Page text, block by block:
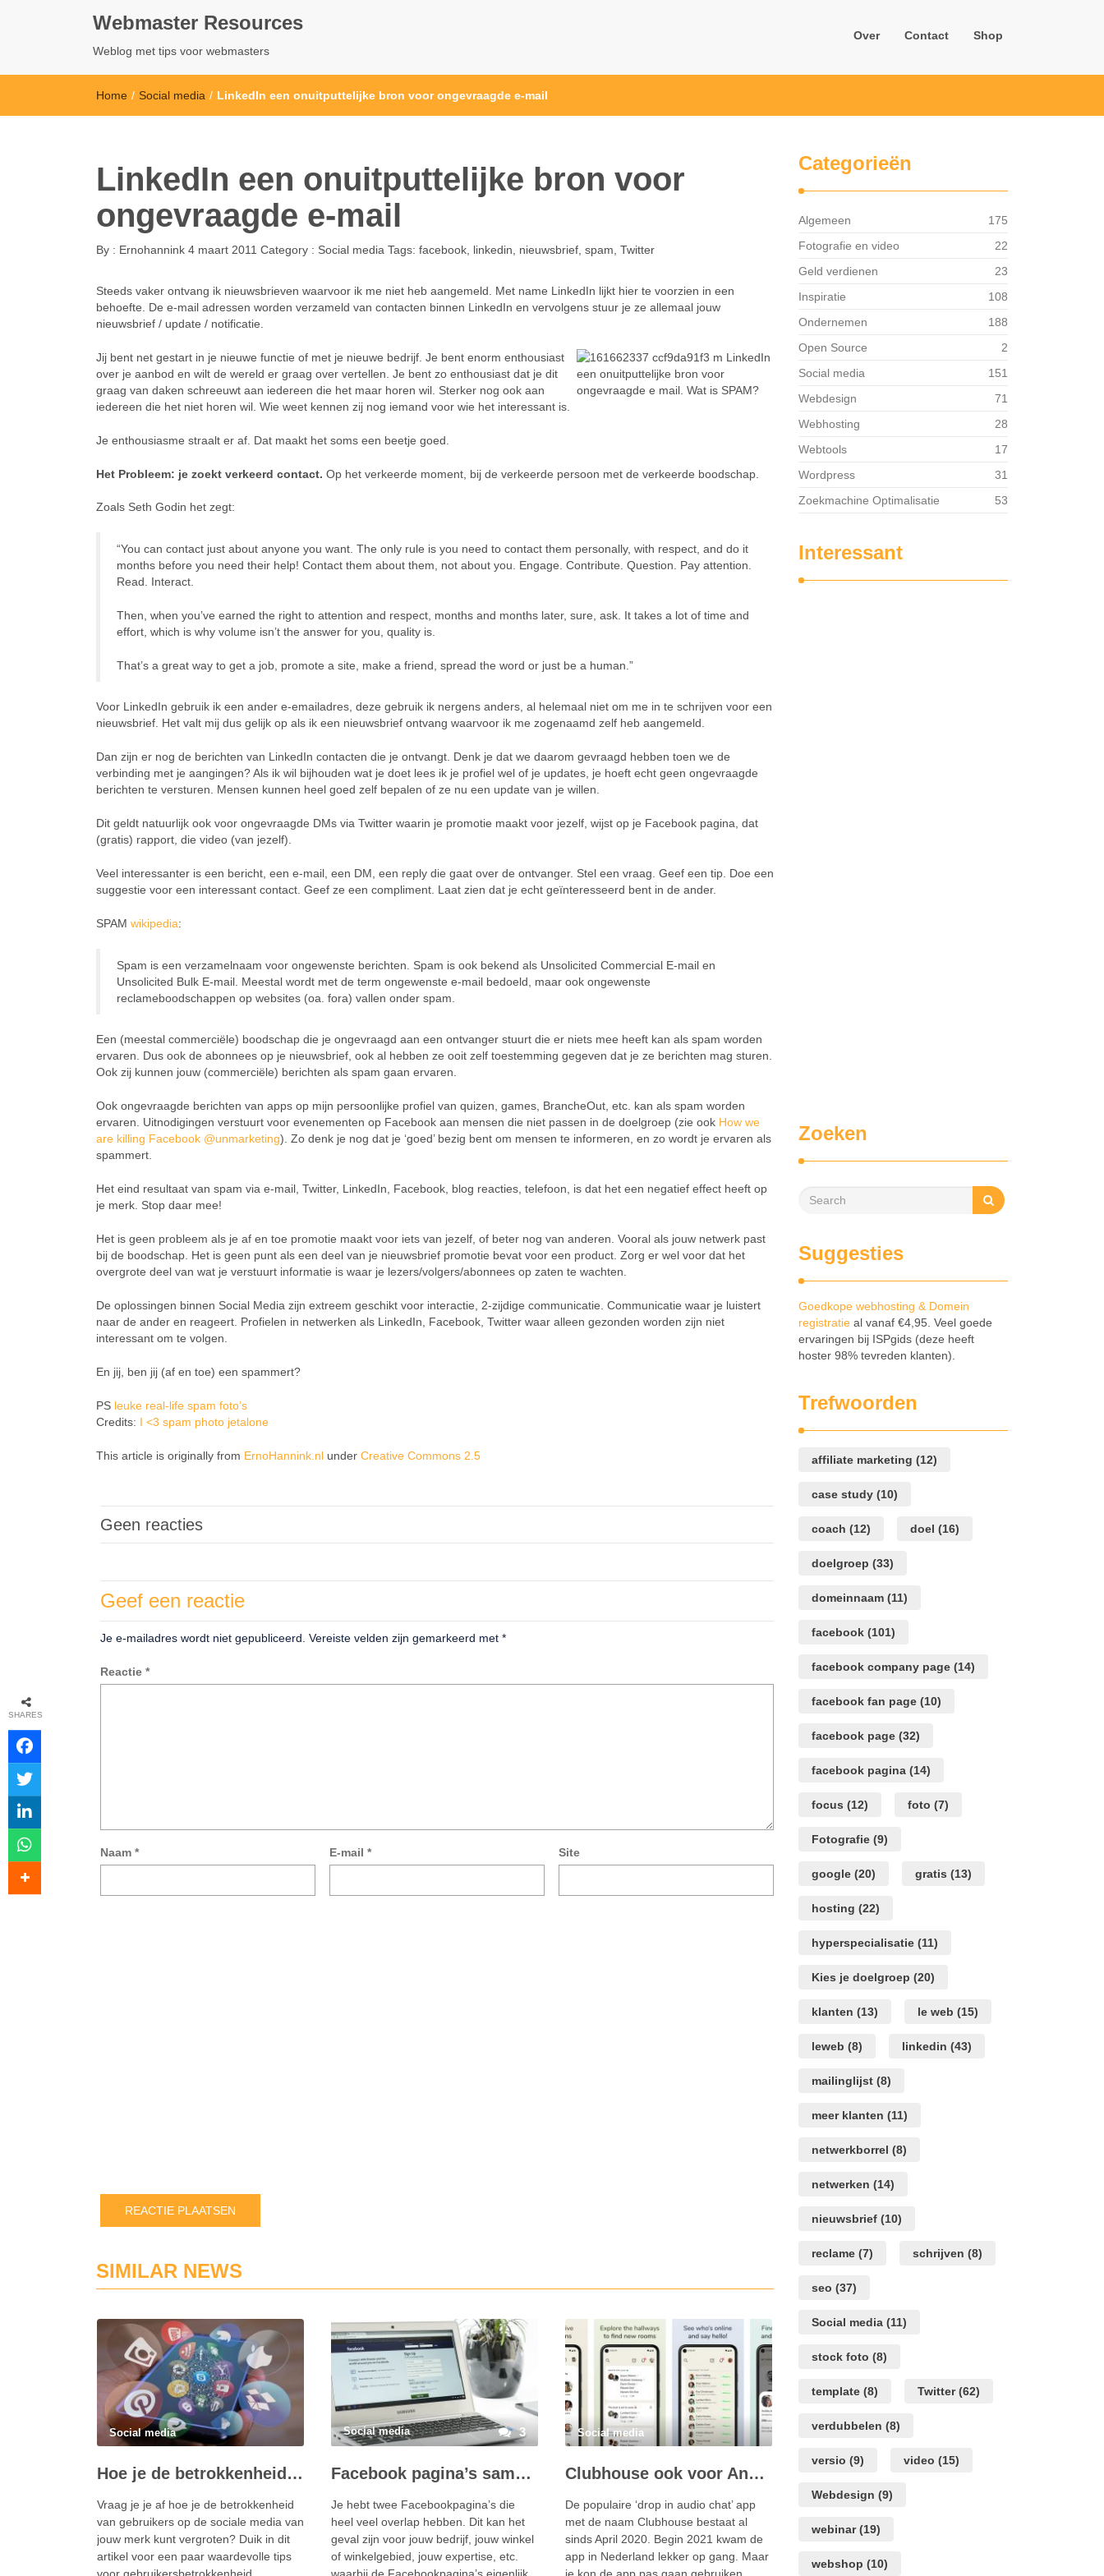
Webmaster Resources
Weblog met tips voor webmasters
Over Contact Shop
Home / Social media / LinkedIn een onuitputtelijke bron voor ongevraagde e-mail
LinkedIn een onuitputtelijke bron voor
ongevraagde e-mail
By : Ernohannink 4 maart 2011 Category : Social media Tags: facebook linkedin nieuwsbrief spam Twitter
Steeds vaker ontvang ik nieuwsbrieven waarvoor ik me niet heb aangemeld. Met name LinkedIn lijkt hier te voorzien in een
behoefte. De e-mail adressen worden verzameld van contacten binnen LinkedIn en vervolgens stuur je ze allemaal jouw
nieuwsbrief / update / notificatie.
Jij bent net gestart in je nieuwe functie of met je nieuwe bedrijf. Je bent enorm enthousiast
over je aanbod en wilt de wereld er graag over vertellen. Je bent zo enthousiast dat je dit
graag van daken schreeuwt aan iedereen die het maar horen wil. Sterker nog ook aan
iedereen die het niet horen wil. Wie weet kennen zij nog iemand voor wie het interessant is.
Je enthousiasme straalt er af. Dat maakt het soms een beetje goed.
Het Probleem: je zoekt verkeerd contact. Op het verkeerde moment, bij de verkeerde persoon met de verkeerde boodschap.
Zoals Seth Godin het zegt:
“You can contact just about anyone you want. The only rule is you need to contact them personally, with respect, and do it
months before you need their help! Contact them about them, not about you. Engage. Contribute. Question. Pay attention.
Read. Interact.
Then, when you’ve earned the right to attention and respect, months and months later, sure, ask. It takes a lot of time and
effort, which is why volume isn’t the answer for you, quality is.
That’s a great way to get a job, promote a site, make a friend, spread the word or just be a human.”
Voor LinkedIn gebruik ik een ander e-emailadres, deze gebruik ik nergens anders, al helemaal niet om me in te schrijven voor een
nieuwsbrief. Het valt mij dus gelijk op als ik een nieuwsbrief ontvang waarvoor ik me zogenaamd zelf heb aangemeld.
Dan zijn er nog de berichten van LinkedIn contacten die je ontvangt. Denk je dat we daarom gevraagd hebben toen we de
verbinding met je aangingen? Als ik wil bijhouden wat je doet lees ik je profiel wel of je updates, je hoeft echt geen ongevraagde
berichten te versturen. Mensen kunnen heel goed zelf bepalen of ze nu een update van je willen.
Dit geldt natuurlijk ook voor ongevraagde DMs via Twitter waarin je promotie maakt voor jezelf, wijst op je Facebook pagina, dat
(gratis) rapport, die video (van jezelf).
Veel interessanter is een bericht, een e-mail, een DM, een reply die gaat over de ontvanger. Stel een vraag. Geef een tip. Doe een
suggestie voor een interessant contact. Geef ze een compliment. Laat zien dat je echt geïnteresseerd bent in de ander.
SPAM wikipedia:
Spam is een verzamelnaam voor ongewenste berichten. Spam is ook bekend als Unsolicited Commercial E-mail en
Unsolicited Bulk E-mail. Meestal wordt met de term ongewenste e-mail bedoeld, maar ook ongewenste
reclameboodschappen op websites (oa. fora) vallen onder spam.
Een (meestal commerciële) boodschap die je ongevraagd aan een ontvanger stuurt die er niets mee heeft kan als spam worden
ervaren. Dus ook de abonnees op je nieuwsbrief, ook al hebben ze ooit zelf toestemming gegeven dat je ze berichten mag sturen.
Ook zij kunnen jouw (commerciële) berichten als spam gaan ervaren.
Ook ongevraagde berichten van apps op mijn persoonlijke profiel van quizen, games, BrancheOut, etc. kan als spam worden
ervaren. Uitnodigingen verstuurt voor evenementen op Facebook aan mensen die niet passen in de doelgroep (zie ook How we
are killing Facebook @unmarketing). Zo denk je nog dat je ‘goed’ bezig bent om mensen te informeren, en zo wordt je ervaren als
spammert.
Het eind resultaat van spam via e-mail, Twitter, LinkedIn, Facebook, blog reacties, telefoon, is dat het een negatief effect heeft op
je merk. Stop daar mee!
Het is geen probleem als je af en toe promotie maakt voor iets van jezelf, of beter nog van anderen. Vooral als jouw netwerk past
bij de boodschap. Het is geen punt als een deel van je nieuwsbrief promotie bevat voor een product. Zorg er wel voor dat het
overgrote deel van wat je verstuurt informatie is waar je lezers/volgers/abonnees op zaten te wachten.
De oplossingen binnen Social Media zijn extreem geschikt voor interactie, 2-zijdige communicatie. Communicatie waar je luistert
naar de ander en reageert. Profielen in netwerken als LinkedIn, Facebook, Twitter waar alleen gezonden worden zijn niet
interessant om te volgen.
En jij, ben jij (af en toe) een spammert?
PS leuke real-life spam foto’s
Credits: I <3 spam photo jetalone
This article is originally from ErnoHannink.nl under Creative Commons 2.5
Geen reacties
Geef een reactie
Je e-mailadres wordt niet gepubliceerd. Vereiste velden zijn gemarkeerd met *
Reactie *
Naam * E-mail *
Site
Mijn
browser
SIMILAR NEWS
Social media
Hoe je de betrokkenheid van gebruikers kunt vergroten met behulp van marketing via sociale media
Vraag ​​je je af hoe je de betrokkenheid
van gebruikers op de sociale media van
jouw merk kunt vergroten? Duik in dit
artikel voor een paar waardevolle tips
Social media 3
Facebook pagina’s samenvoegen lukt niet
Je hebt twee Facebookpagina’s die
heel veel overlap hebben. Dit kan het
geval zijn voor jouw bedrijf, jouw winkel
of winkelgebied, jouw expertise, etc.
Social media
Clubhouse ook voor Android gebruikers
De populaire ‘drop in audio chat’ app
met de naam Clubhouse bestaat al
sinds April 2020. Begin 2021 kwam de
app in Nederland lekker op gang. Maar
Categorieën
Algemeen
175
Fotografie en video
22
Geld verdienen
23
Inspiratie
108
Ondernemen
188
Open Source
2
Social media
151
Webdesign
71
Webhosting
28
Webtools
17
Wordpress
31
Zoekmachine Optimalisatie
53
Interessant
Zoeken
Suggesties
Goedkope webhosting & Domein
registratie al vanaf €4,95. Veel goede
ervaringen bij ISPgids (deze heeft
hoster 98% tevreden klanten).
Trefwoorden
affiliate marketing (12)
case study (10)
coach (12) doel (16)
doelgroep (33)
domeinnaam (11)
facebook (101)
facebook company page (14)
facebook fan page (10)
facebook page (32)
facebook pagina (14)
focus (12) foto (7)
Fotografie (9)
google (20) gratis (13)
hosting (22)
hyperspecialisatie (11)
Kies je doelgroep (20)
klanten (13) le web (15)
leweb (8) linkedin (43)
mailinglijst (8)
meer klanten (11)
netwerkborrel (8)
netwerken (14)
nieuwsbrief (10)
reclame (7) schrijven (8)
seo (37)
Social media (11)
stock foto (8)
template (8) Twitter(62)
verdubbelen (8)
versio (9) video (15)
Webdesign (9)
webinar(19)
webshop (10)
SHARES